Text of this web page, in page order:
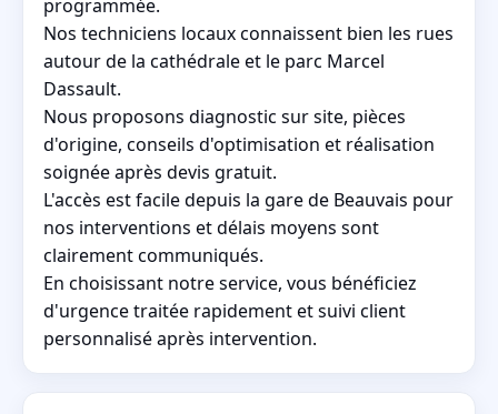
programmée.
Nos techniciens locaux connaissent bien les rues
autour de la cathédrale et le parc Marcel
Dassault.
Nous proposons diagnostic sur site, pièces
d'origine, conseils d'optimisation et réalisation
soignée après devis gratuit.
L'accès est facile depuis la gare de Beauvais pour
nos interventions et délais moyens sont
clairement communiqués.
En choisissant notre service, vous bénéficiez
d'urgence traitée rapidement et suivi client
personnalisé après intervention.